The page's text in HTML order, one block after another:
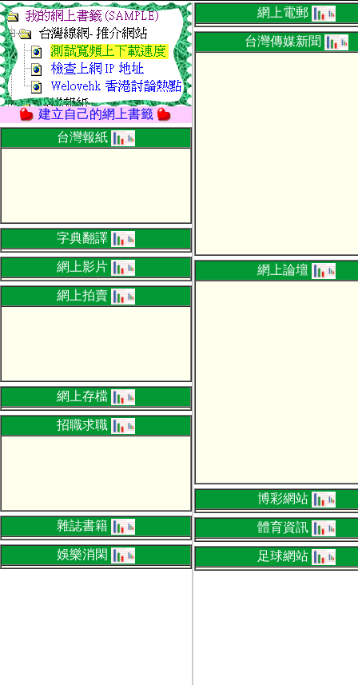
建立自己的網上書籤
台灣報紙
字典翻譯
網上影片
網上拍賣
網上存檔
招職求職
雜誌書籍
娛樂消閑
網上電郵
台灣傳媒新聞
網上論壇
博彩網站
體育資訊
足球網站